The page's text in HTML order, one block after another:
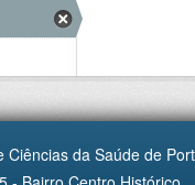
Ciências da Saúde de